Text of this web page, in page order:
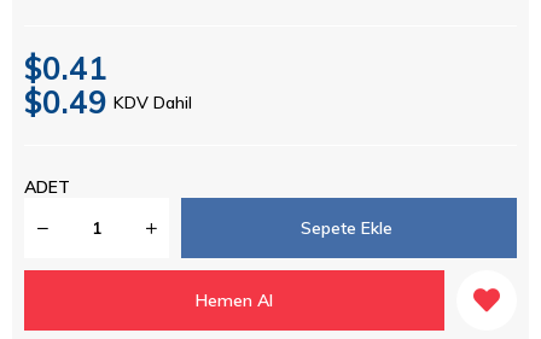
$0.41
KDV Dahil
$0.49
ADET